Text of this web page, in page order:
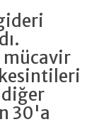
mücavir
30'a